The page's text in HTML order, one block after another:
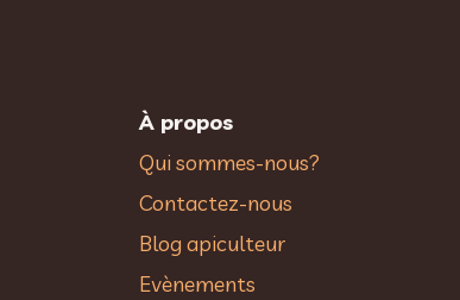
À propos
Qui sommes-nous?
Contactez-nous
Blog apiculteur
Evènements